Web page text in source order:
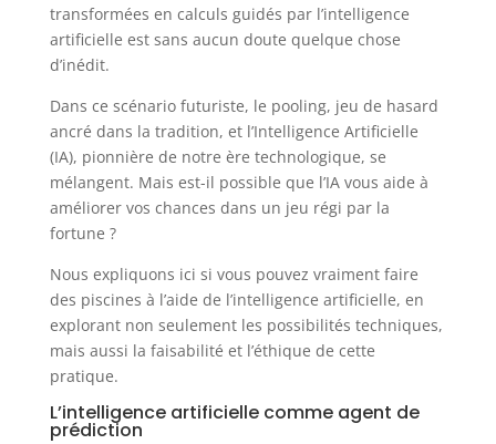
transformées en calculs guidés par l’intelligence
artificielle est sans aucun doute quelque chose
d’inédit.
Dans ce scénario futuriste, le pooling, jeu de hasard
ancré dans la tradition, et l’Intelligence Artificielle
(IA), pionnière de notre ère technologique, se
mélangent. Mais est-il possible que l’IA vous aide à
améliorer vos chances dans un jeu régi par la
fortune ?
Nous expliquons ici si vous pouvez vraiment faire
des piscines à l’aide de l’intelligence artificielle, en
explorant non seulement les possibilités techniques,
mais aussi la faisabilité et l’éthique de cette
pratique.
L’intelligence artificielle comme agent de
prédiction